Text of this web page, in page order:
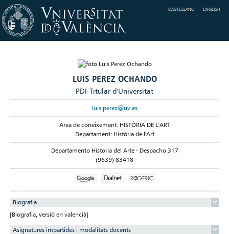
CASTELLANO ENGLISH
LUIS PEREZ OCHANDO
PDI-Titular d'Universitat
luis.perez@uv.es
Àrea de coneixement: HISTÒRIA DE L'ART
Departament: Història de l'Art
Departamento Historia del Arte - Despacho 317
(9639) 83418
Biografia
[Biografia, versió en valencià]
Asignatures impartides i modalitats docents